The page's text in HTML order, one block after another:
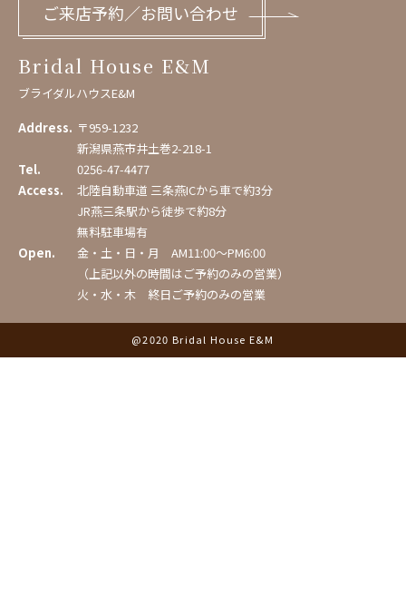
ご来店予約／お問い合わせ
Bridal House E&M
ブライダルハウスE&M
Address. 〒959-1232
新潟県燕市井土巻2-218-1
Tel.
0256-47-4477
Access.
北陸自動車道 三条燕ICから車で約3分
JR燕三条駅から徒歩で約8分
無料駐車場有
Open.
金・土・日・月 AM11:00〜PM6:00
（上記以外の時間はご予約のみの営業）
火・水・木 終日ご予約のみの営業
@2020 Bridal House E&M